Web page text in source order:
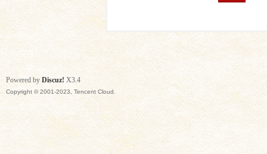
Powered by Discuz! X3.4
Copyright © 2001-2023, Tencent Cloud.